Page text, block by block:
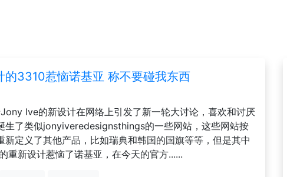
3310惹恼诺基亚 称不要碰我东西
Ive的新设计在网络上引发了新一轮大讨论，喜欢和讨厌
生了类似jonyiveredesignsthings的一些网站，这些网站按
定义了其他产品，比如瑞典和韩国的国旗等等，但是其中
重新设计惹恼了诺基亚，在今天的官方......